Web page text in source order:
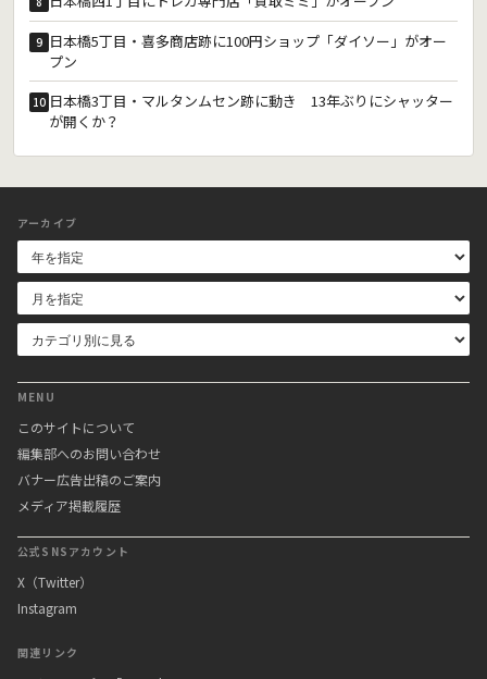
9 日本橋5丁目・喜多商店跡に100円ショップ「ダイソー」がオー
プン
10 日本橋3丁目・マルタンムセン跡に動き 13年ぶりにシャッター
が開くか？
アーカイブ
MENU
このサイトについて
編集部へのお問い合わせ
バナー広告出稿のご案内
メディア掲載履歴
公式SNSアカウント
X（Twitter）
Instagram
関連リンク